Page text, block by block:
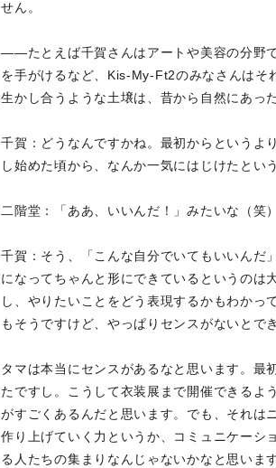
せん。
――たとえば千賀さんはアートや美容の分野
を手がけるなど、Kis-My-Ft2のみなさんはそ
生かし合うような土壌は、昔から自然にあっ
千賀：どうなんですかね。最初からというよ
し始めた頃から、なんか一気にはじけたとい
二階堂：「ああ、いいんだ！」みたいな（笑）
千賀：そう、「こんな自分でいてもいいんだ
になってちゃんと形にできているというのは
し、やりたいことをどう表現するかもわかっ
もそうですけど、やっぱりセンスがないとで
タマは本当にセンスがあるなと思います。最
たですし。こうして衣装展まで開催できるよ
がすごくあるんだと思います。でも、それは
作り上げていく力というか、コミュニケーシ
る人たちの集まりなんじゃないかなと思います